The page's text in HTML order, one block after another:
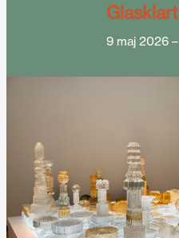
Glasklart
9 maj 2026 –